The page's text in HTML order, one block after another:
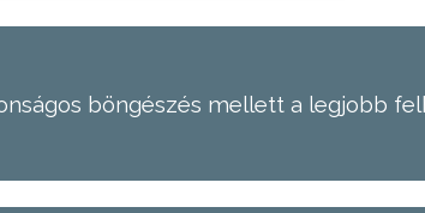
böngészés mellett a legjobb